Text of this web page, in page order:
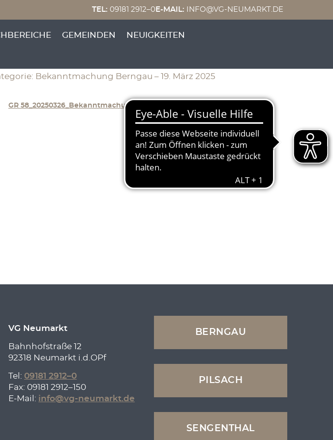
TEL: 09181 2912–0 E-MAIL: INFO@VG-NEUMARKT.DE
GEMEINDEN NEUIGKEITEN
Bekanntmachung Berngau – 19. März 2025
GR 58_20250326_Bekanntmachung
VG Neumarkt
Bahnhofstraße 12
92318 Neumarkt i.d.OPf
Tel: 09181 2912–0
Fax: 09181 2912–150
E-Mail: info@vg-neumarkt.de
BERNGAU
PILSACH
SENGENTHAL